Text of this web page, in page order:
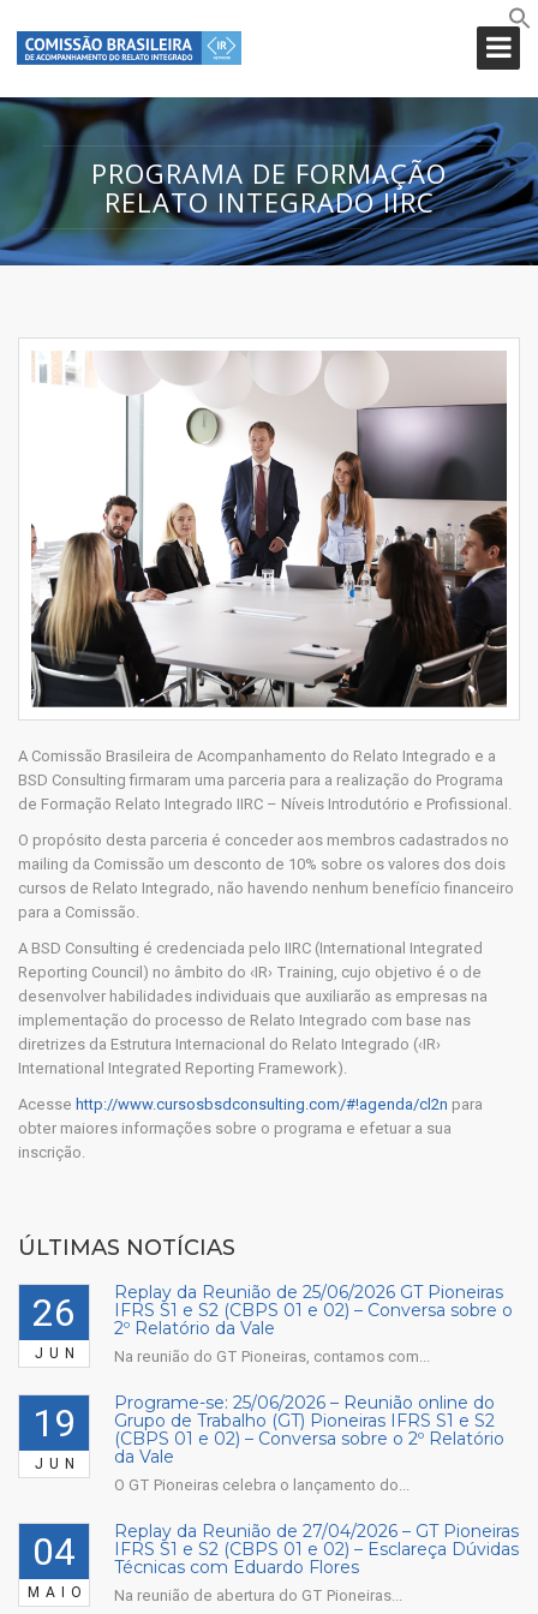
PROGRAMA DE FORMAÇÃO
RELATO INTEGRADO IIRC
A Comissão Brasileira de Acompanhamento do Relato Integrado e a
BSD Consulting firmaram uma parceria para a realização do Programa
de Formação Relato Integrado IIRC – Níveis Introdutório e Profissional.
O propósito desta parceria é conceder aos membros cadastrados no
mailing da Comissão um desconto de 10% sobre os valores dos dois
cursos de Relato Integrado, não havendo nenhum benefício financeiro
para a Comissão.
A BSD Consulting é credenciada pelo IIRC (International Integrated
Reporting Council) no âmbito do ‹IR› Training, cujo objetivo é o de
desenvolver habilidades individuais que auxiliarão as empresas na
implementação do processo de Relato Integrado com base nas
diretrizes da Estrutura Internacional do Relato Integrado (‹IR›
International Integrated Reporting Framework).
Acesse http://www.cursosbsdconsulting.com/#!agenda/cl2n para
obter maiores informações sobre o programa e efetuar a sua
inscrição.
ÚLTIMAS NOTÍCIAS
26
JUN
Replay da Reunião de 25/06/2026 GT Pioneiras
IFRS S1 e S2 (CBPS 01 e 02) – Conversa sobre o
2º Relatório da Vale
Na reunião do GT Pioneiras, contamos com...
19
JUN
Programe-se: 25/06/2026 – Reunião online do
Grupo de Trabalho (GT) Pioneiras IFRS S1 e S2
(CBPS 01 e 02) – Conversa sobre o 2º Relatório
da Vale
O GT Pioneiras celebra o lançamento do...
04
MAIO
Replay da Reunião de 27/04/2026 – GT Pioneiras
IFRS S1 e S2 (CBPS 01 e 02) – Esclareça Dúvidas
Técnicas com Eduardo Flores
Na reunião de abertura do GT Pioneiras...